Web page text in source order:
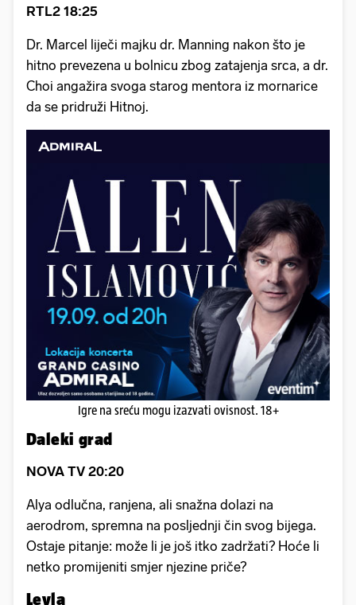
RTL2 18:25
Dr. Marcel liječi majku dr. Manning nakon što je
hitno prevezena u bolnicu zbog zatajenja srca, a dr.
Choi angažira svoga starog mentora iz mornarice
da se pridruži Hitnoj.
Igre na sreću mogu izazvati ovisnost. 18+
Daleki grad
NOVA TV 20:20
Alya odlučna, ranjena, ali snažna dolazi na
aerodrom, spremna na posljednji čin svog bijega.
Ostaje pitanje: može li je još itko zadržati? Hoće li
netko promijeniti smjer njezine priče?
Leyla